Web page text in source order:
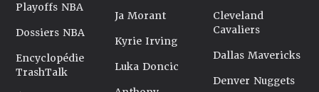
Playoffs NBA
Dossiers NBA
Encyclopédie
TrashTalk
Ja Morant
Kyrie Irving
Luka Doncic
Cleveland
Cavaliers
Dallas Mavericks
Denver Nuggets